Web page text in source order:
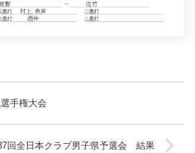
手権大会
回全日本クラブ男子県予選会 結果